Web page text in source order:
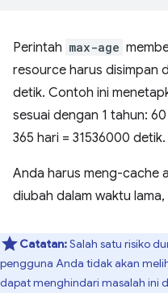
Perintah max-age
resource harus disimpan
detik. Contoh ini
sesuai dengan 1 tahun:
365 hari = 31536000 detik.
Anda harus meng-cache
diubah dalam waktu
Catatan:Salah satu risiko
pengguna Anda tidak akan
dapat menghindari masalah ini